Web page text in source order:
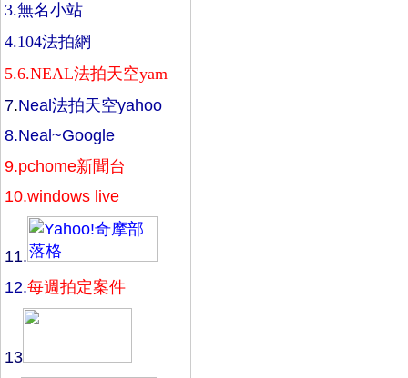
3.無名小站
4.104法拍網
5.6.NEAL法拍天空yam
7.Neal法拍天空yahoo
8.Neal~Google
9.pchome新聞台
10.windows live
11.
12.每週拍定案件
13